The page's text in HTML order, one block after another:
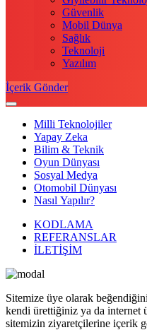
Güvenlik
Mobil Dünya
Sağlık
Teknoloji
Yazılım
İçerik Gönder
Milli Teknolojiler
Yapay Zeka
Bilim & Teknik
Oyun Dünyası
Sosyal Medya
Otomobil Dünyası
Nasıl Yapılır?
KODLAMA
REFERANSLAR
İLETİŞİM
Sitemize üye olarak
kendi ürettiğiniz ya da internet
sitemizin ziyaretçilerine içerik